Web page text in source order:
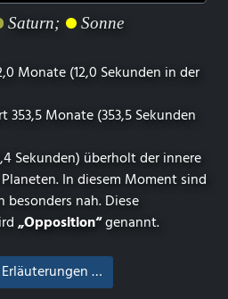
Saturn; Sonne
Monate (12,0 Sekunden in der
353,5 Monate (353,5 Sekunden
Sekunden) überholt der innere
In diesem Moment sind
besonders nah. Diese
„Opposition“genannt.
…